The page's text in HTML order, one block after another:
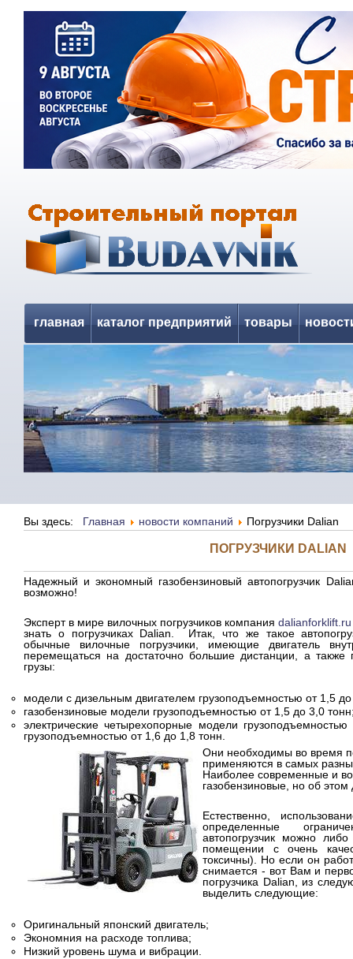
главная каталог предприятий товары
Вы здесь: Главная новости компаний Погрузчики Dalian
ПОГРУЗЧИКИ DALIAN
Надежный и экономный газобензиновый автопогрузчик
возможно!
Эксперт в мире вилочных погрузчиков компания dalianforklift.ru
знать о погрузчиках Dalian. Итак, что же такое
обычные вилочные погрузчики, имеющие двигатель
перемещаться на достаточно большие дистанции, а также
грузы:
модели с дизельным двигателем грузоподъемностью от 1,5
газобензиновые модели грузоподъемностью от 1,5 до 3,0
электрические четырехопорные модели
грузоподъемностью от 1,6 до 1,8 тонн.
Они необходимы во время
применяются в самых
Наиболее современные и
газобензиновые, но об этом
Естественно,
определенные
автопогрузчик можно
помещении с очень
токсичны). Но если он
снимается - вот Вам и
погрузчика Dalian, из
выделить следующие:
Оригинальный японский двигатель;
Экономния на расходе топлива;
Низкий уровень шума и вибрации.